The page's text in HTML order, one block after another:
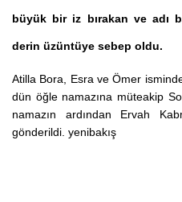
büyük bir iz bırakan ve adı
derin üzüntüye sebep oldu.
Atilla Bora, Esra ve Ömer
dün öğle namazına müteakip
namazın ardından Ervah
gönderildi. yenibakış